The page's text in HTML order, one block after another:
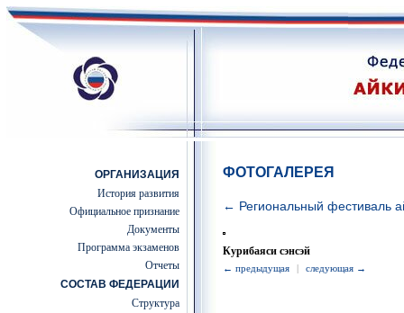
ОРГАНИЗАЦИЯ
История развития
Официальное признание
Документы
Программа экзаменов
Отчеты
СОСТАВ ФЕДЕРАЦИИ
Структура
ФОТОГАЛЕРЕЯ
← Региональный фестиваль
Курибаяси сэнсэй
← предыдущая | следующая →